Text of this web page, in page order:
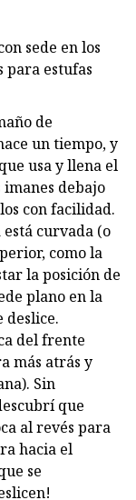
sede en los
para estufas
de
un tiempo, y
usa y llena el
imanes debajo
con facilidad.
está curvada (o
como la
la posición de
plano en la
deslice.
del frente
más atrás y
Sin
que
al revés para
hacia el
se